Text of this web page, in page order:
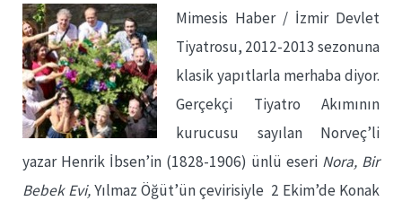
Mimesis Haber / İzmir Devlet
Tiyatrosu, 2012-2013 sezonuna
klasik yapıtlarla merhaba diyor.
Gerçekçi Tiyatro Akımının
kurucusu sayılan Norveç’li
yazar Henrik İbsen’in (1828-1906) ünlü eseri Nora, Bir
Bebek Evi,Yılmaz Öğüt’ün çevirisiyle 2 Ekim’de Konak